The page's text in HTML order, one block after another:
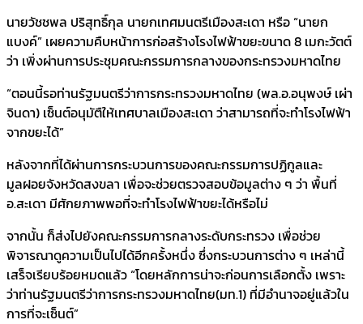
นายวัชชพล ปริสุทธิ์กุล นายกเทศมนตรีเมืองสะเดา หรือ “นายก
แบงค์” เผยความคืบหน้าการก่อสร้างโรงไฟฟ้าขยะขนาด 8 เมกะวัตต์
ว่า เพิ่งผ่านการประชุมคณะกรรมการกลางของกระทรวงมหาดไทย
“ตอนนี้รอท่านรัฐมนตรีว่าการกระทรวงมหาดไทย (พล.อ.อนุพงษ์ เผ่า
จินดา) เซ็นต์อนุมัตืให้เทศบาลเมืองสะเดา ว่าสามารถที่จะทำโรงไฟฟ้า
จากขยะได้”
หลังจากที่ได้ผ่านการกระบวนการของคณะกรรมการปฏิกูลและ
มูลฝอยจังหวัดสงขลา เพื่อจะช่วยตรวจสอบข้อมูลต่าง ๆ ว่า พื้นที่
อ.สะเดา มีศักยภาพพอที่จะทำโรงไฟฟ้าขยะได้หรือไม่
จากนั้น ก็ส่งไปยังคณะกรรมการกลางระดับกระทรวง เพื่อช่วย
พิจารณาดูความเป็นไปได้อีกครั้งหนึ่ง ซึ่งกระบวนการต่าง ๆ เหล่านี้
เสร็จเรียบร้อยหมดแล้ว “โดยหลักการน่าจะก่อนการเลือกตั้ง เพราะ
ว่าท่านรัฐมนตรีว่าการกระทรวงมหาดไทย(มท.1) ที่มีอำนาจอยู่แล้วใน
การที่จะเซ็นต์”